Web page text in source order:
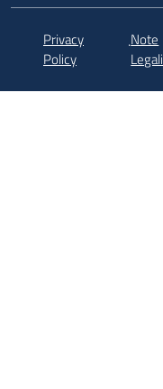
Privacy
Policy
.Note
Legali